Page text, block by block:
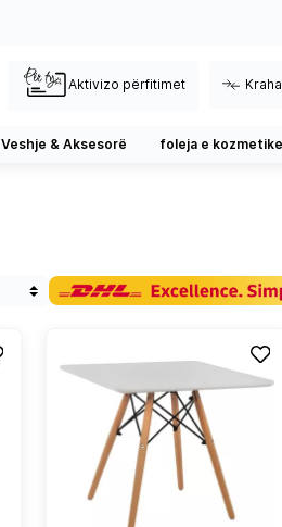
Aktivizo përfitimet
Veshje & Aksesorë foleja e